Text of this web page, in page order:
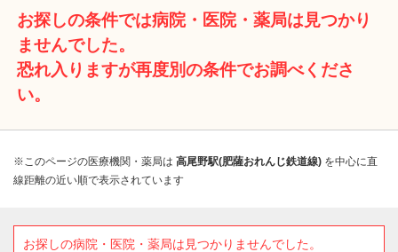
お探しの条件では病院・医院・薬局は見つかり
ませんでした。
恐れ入りますが再度別の条件でお調べくださ
い。
※このページの医療機関・薬局は 高尾野駅(肥薩おれんじ鉄道線) を中心に直
線距離の近い順で表示されています
お探しの病院・医院・薬局は見つかりませんでした。